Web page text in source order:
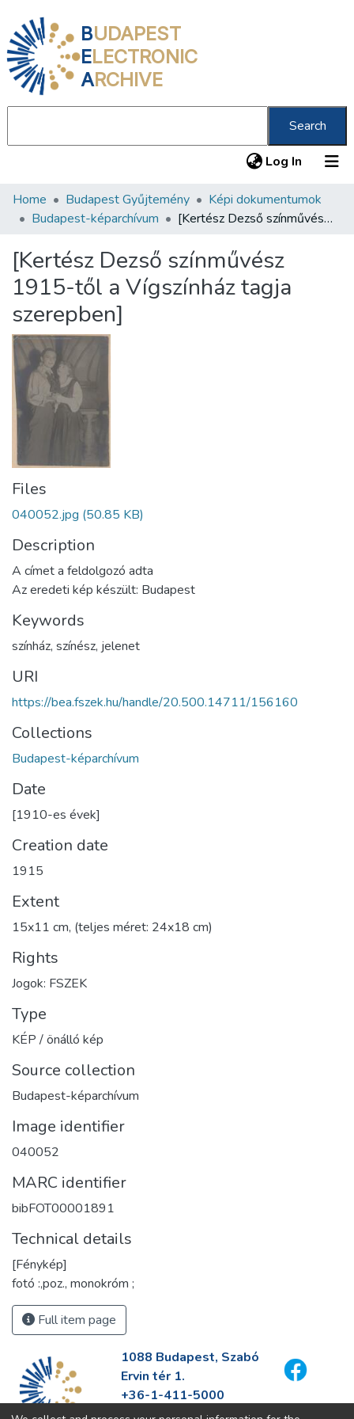
BUDAPEST
ELECTRONIC
ARCHIVE
Search
Log In (current)
Communities & Collections
Statistics
About us
Home Budapest Gyűjtemény
Képi dokumentumok
Budapest-képarchívum
[Kertész Dezső színművész 1915-től a Vígszínház tagja szerepben]
[Kertész Dezső színművész
1915-től a Vígszínház tagja
szerepben]
Files
040052.jpg (50.85 KB)
Description
A címet a feldolgozó adta
Az eredeti kép készült: Budapest
Keywords
színház, színész, jelenet
URI
https://bea.fszek.hu/handle/20.500.14711/156160
Collections
Budapest-képarchívum
Date
[1910-es évek]
Creation date
1915
Extent
15x11 cm, (teljes méret: 24x18 cm)
Rights
Jogok: FSZEK
Type
KÉP / önálló kép
Source collection
Budapest-képarchívum
Image identifier
040052
MARC identifier
bibFOT00001891
Technical details
[Fénykép]
fotó :,poz., monokróm ;
Full item page
1088 Budapest, Szabó
Ervin tér 1.
+36-1-411-5000
info@fszek.hu